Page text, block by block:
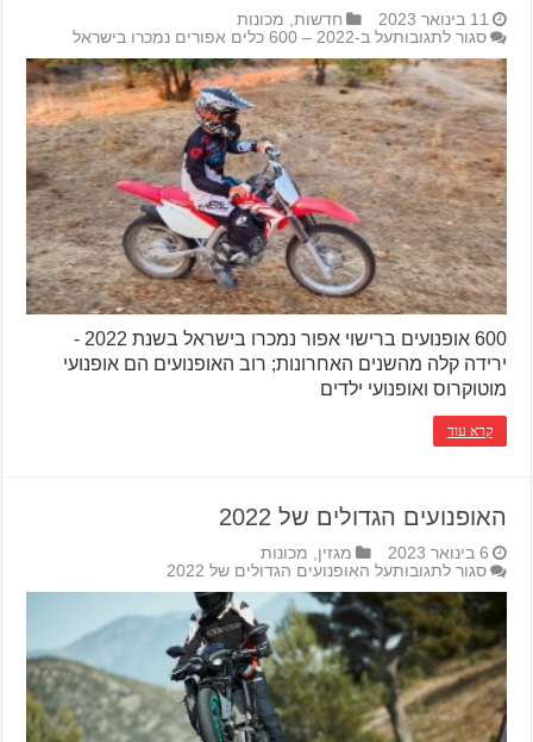
11 בינואר 2023 חדשות, מכונות
סגור לתגובותעל ב-2022 – 600 כלים אפורים נמכרו בישראל
600 אופנועים ברישוי אפור נמכרו בישראל בשנת 2022 -
ירידה קלה מהשנים האחרונות; רוב האופנועים הם אופנועי
מוטוקרוס ואופנועי ילדים
קרא עוד
האופנועים הגדולים של 2022
6 בינואר 2023 מגזין
מכונות
סגור לתגובותעל האופנועים הגדולים של 2022